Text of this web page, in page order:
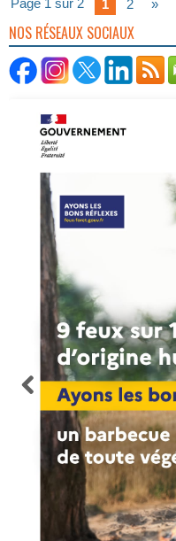
Page 1 sur 2 1 2 »
NOS RÉSEAUX SOCIAUX